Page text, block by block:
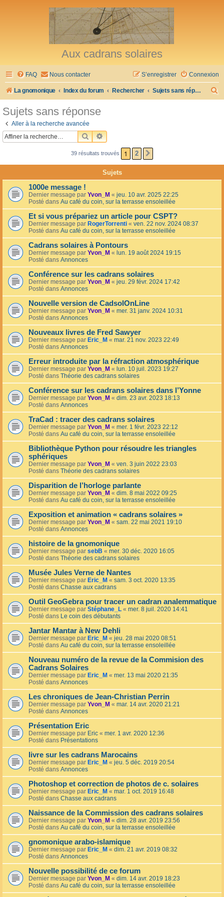
Aux cadrans solaires
FAQ Nous contacter Connexion
S’enregistrer
La gnomonique Index du forum Rechercher Sujets sans réponse
h
r
Sujets sans réponse
Aller à la recherche avancée
RECHERCHER
RECHERCHE AVANCÉE
39 résultats trouvés 1 2
Sujets
1000e message !
Dernier message par Yvon_M « jeu. 10 avr. 2025 22:25
Posté dans Au café du coin, sur la terrasse ensoleillée
Et si vous prépariez un article pour CSPT?
Dernier message par RogerTorrenti « ven. 22 nov. 2024 08:37
Posté dans Au café du coin, sur la terrasse ensoleillée
Cadrans solaires à Pontours
Dernier message par Yvon_M « lun. 19 août 2024 19:15
Posté dans Annonces
Conférence sur les cadrans solaires
Dernier message par Yvon_M « jeu. 29 févr. 2024 17:42
Posté dans Annonces
Nouvelle version de CadsolOnLine
Dernier message par Yvon_M « mer. 31 janv. 2024 10:31
Posté dans Annonces
Nouveaux livres de Fred Sawyer
Dernier message par Eric_M « mar. 21 nov. 2023 22:49
Posté dans Annonces
Erreur introduite par la réfraction atmosphérique
Dernier message par Yvon_M « lun. 10 juil. 2023 19:27
Posté dans Théorie des cadrans solaires
Conférence sur les cadrans solaires dans l’Yonne
Dernier message par Yvon_M « dim. 23 avr. 2023 18:13
Posté dans Annonces
TraCad : tracer des cadrans solaires
Dernier message par Yvon_M « mer. 1 févr. 2023 22:12
Posté dans Au café du coin, sur la terrasse ensoleillée
Bibliothèque Python pour résoudre les triangles
sphériques
Dernier message par Yvon_M « ven. 3 juin 2022 23:03
Posté dans Théorie des cadrans solaires
Disparition de l’horloge parlante
Dernier message par Yvon_M « dim. 8 mai 2022 09:25
Posté dans Au café du coin, sur la terrasse ensoleillée
Exposition et animation « cadrans solaires »
Dernier message par Yvon_M « sam. 22 mai 2021 19:10
Posté dans Annonces
histoire de la gnomonique
Dernier message par sebB « mer. 30 déc. 2020 16:05
Posté dans Théorie des cadrans solaires
Musée Jules Verne de Nantes
Dernier message par Eric_M « sam. 3 oct. 2020 13:35
Posté dans Chasse aux cadrans
Outil GeoGebra pour tracer un cadran analemmatique
Dernier message par Stéphane_L « mer. 8 juil. 2020 14:41
Posté dans Le coin des débutants
Jantar Mantar à New Dehli
Dernier message par Eric_M « jeu. 28 mai 2020 08:51
Posté dans Au café du coin, sur la terrasse ensoleillée
Nouveau numéro de la revue de la Commision des
Cadrans Solaires
Dernier message par Eric_M « mer. 13 mai 2020 21:35
Posté dans Annonces
Les chroniques de Jean-Christian Perrin
Dernier message par Yvon_M « mar. 14 avr. 2020 21:21
Posté dans Annonces
Présentation Eric
Dernier message par Eric « mer. 1 avr. 2020 12:36
Posté dans Présentations
livre sur les cadrans Marocains
Dernier message par Eric_M « jeu. 5 déc. 2019 20:54
Posté dans Annonces
Photoshop et correction de photos de c. solaires
Dernier message par Eric_M « mar. 1 oct. 2019 16:48
Posté dans Chasse aux cadrans
Naissance de la Commission des cadrans solaires
Dernier message par Yvon_M « dim. 28 avr. 2019 23:56
Posté dans Au café du coin, sur la terrasse ensoleillée
gnomonique arabo-islamique
Dernier message par Eric_M « dim. 21 avr. 2019 08:32
Posté dans Annonces
Nouvelle possibilité de ce forum
Dernier message par Yvon_M « dim. 14 avr. 2019 18:23
Posté dans Au café du coin, sur la terrasse ensoleillée